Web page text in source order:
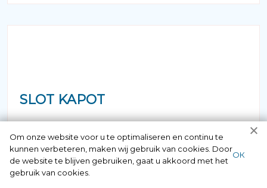
SLOT KAPOT
sleutel vergeten of verloren? Geen paniek
maar bel ons! Binnen no time opent onze
Om onze website voor u te optimaliseren en continu te
kunnen verbeteren, maken wij gebruik van cookies. Door
de website te blijven gebruiken, gaat u akkoord met het
gebruik van cookies.
ОК